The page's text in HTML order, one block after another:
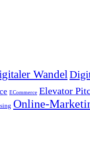
Wandel
ECommerce Elevator
Online-